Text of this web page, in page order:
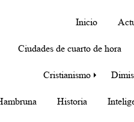
Inicio
Ciudades de cuarto de hora
Cristianismo
Historia